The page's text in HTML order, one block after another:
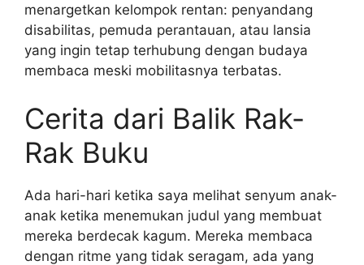
menargetkan kelompok rentan: penyandang
disabilitas, pemuda perantauan, atau lansia
yang ingin tetap terhubung dengan budaya
membaca meski mobilitasnya terbatas.
Cerita dari Balik Rak-
Rak Buku
Ada hari-hari ketika saya melihat senyum anak-
anak ketika menemukan judul yang membuat
mereka berdecak kagum. Mereka membaca
dengan ritme yang tidak seragam, ada yang